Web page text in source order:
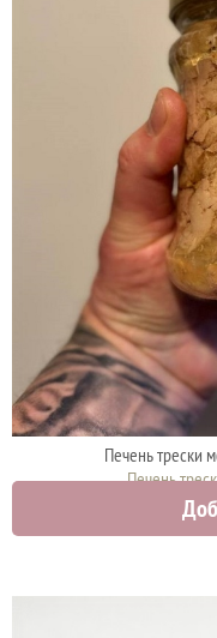
Печень трески
Печень